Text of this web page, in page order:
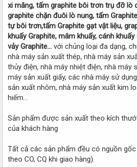
xi măng, tấm graphite bôi trơn trụ đỡ lò
graphite chặn đuôi lò nung, tấm
tự bôi trơn,tấm Graphite gạt vật liệu,
khuấy Graphite, mâm khuấy, cánh
vảy Graphite… với chủng loại đa dạng,
nhà máy sản xuất thép, nhà máy sản
thủy điện, nhà máy nhiệt điện, nhà máy
máy sản xuất giấy, các nhà máy sử
sản xuất nhôm, nhà máy sản xuất kim
hiếm…
Sản phẩm được sản xuất theo kích
của khách hàng
Tất cả các sản phẩm đều có nguồn
theo CO, CQ khi giao hàng).